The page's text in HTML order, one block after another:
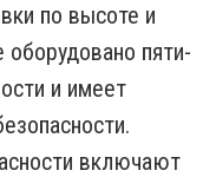
по высоте и
оборудовано пяти-
и имеет
включают